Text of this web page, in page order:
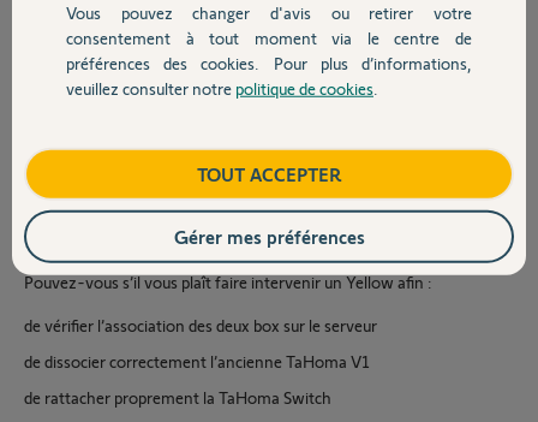
Devis avec un pro
Contact
J’ai ensuite tenté une réinitialisation complète de la Switch et une
nouvelle installation, mais désormais l’application détecte 2 box liées
au même compte et semble considérer que les deux équipements
sont associés à mon ancien compte.
impossible de finaliser correctement l’installation de la Switch
impossible de dissocier proprement la V1
l’application affiche un conflit de box associées
Pouvez-vous s’il vous plaît faire intervenir un Yellow afin :
de vérifier l’association des deux box sur le serveur
de dissocier correctement l’ancienne TaHoma V1
de rattacher proprement la TaHoma Switch
Vous pouvez changer d'avis ou retirer votre
consentement à tout moment via le centre de
préférences des cookies. Pour plus d’informations,
veuillez consulter notre politique de cookies
TOUT ACCEPTER
Gérer mes préférences